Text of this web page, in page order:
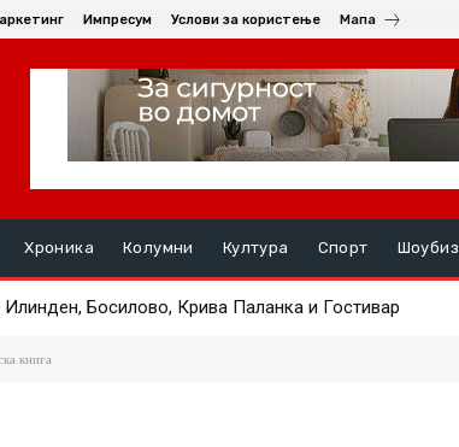
Импресум Услови за користење Мапа
Хроника Колумни Култура Спорт Шоубиз
Босилово, Крива Паланка и Гостивар
транспортиран од Турција по тешка повреда
книга